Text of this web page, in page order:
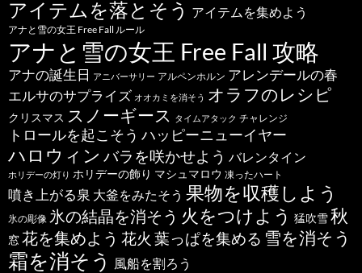
アイテムを落とそう アイテムを集めよう
アナと雪の女王 Free Fall ルール
アナと雪の女王 Free Fall 攻略
アナの誕生日 アニバーサリー アルペンホルン アレンデールの春
エルサのサプライズ オオカミを消そう オラフのレシピ
クリスマス スノーギース タイムアタック チャレンジ
トロールを起こそう ハッピーニューイヤー
ハロウィン バラを咲かせよう バレンタイン
ホリデーの灯り ホリデーの飾り マシュマロウ 凍ったハート
噴き上がる泉 大釜をみたそう 果物を収穫しよう
氷の彫像 氷の結晶を消そう 火をつけよう 猛吹雪秋
窓花を集めよう 花火 葉っぱを集める 雪を消そう
霜を消そう 風船を割ろう